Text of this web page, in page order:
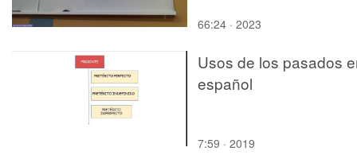
66:24 · 2023
Usos de los pasados
español
7:59 · 2019